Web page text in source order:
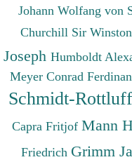
Johann Wolfang von
Churchill Sir
Joseph Humboldt
Meyer Conrad
Schmidt-
Capra Fritjof Mann
Friedrich Grimm